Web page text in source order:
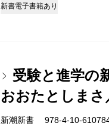
新書電子書籍あり
受験と進学の
おおたとしまさ
新潮新書 978-4-10-